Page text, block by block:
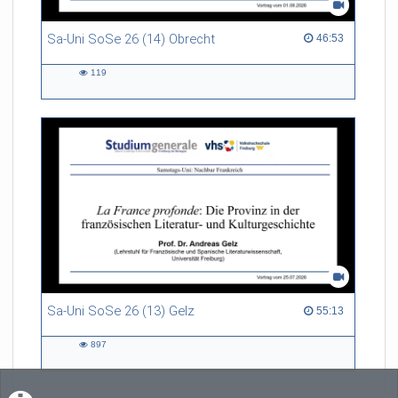
Sa-Uni SoSe 26 (14) Obrecht 46:53
46:53 duration
119
Sa-Uni SoSe 26 (13) Gelz 55:13
55:13 duration
897